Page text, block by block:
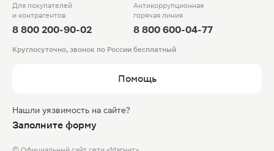
Для покупателей
и контрагентов
8 800 200-90-02
Антикоррупционная
горячая линия
8 800 600-04-77
Круглосуточно, звонок по России бесплатный
Помощь
Нашли уязвимость на сайте?
Заполните форму